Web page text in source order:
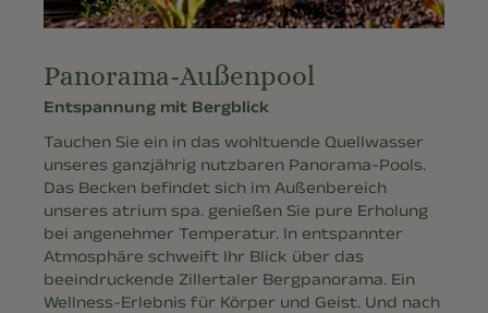
Panorama-Außenpool
Entspannung mit Bergblick
Tauchen Sie ein in das wohltuende Quellwasser
unseres ganzjährig nutzbaren Panorama-Pools.
Das Becken befindet sich im Außenbereich
unseres atrium spa. genießen Sie pure Erholung
bei angenehmer Temperatur. In entspannter
Atmosphäre schweift Ihr Blick über das
beeindruckende Zillertaler Bergpanorama. Ein
Wellness-Erlebnis für Körper und Geist. Und nach